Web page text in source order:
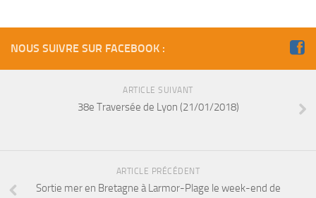
Sorties 2015
Sorties 2014
AUDIOVISUEL
NOUS SUIVRE SUR FACEBOOK :
ARTICLE SUIVANT
38e Traversée de Lyon (21/01/2018)
ARTICLE PRÉCÉDENT
Sortie mer en Bretagne à Larmor-Plage le week-end de